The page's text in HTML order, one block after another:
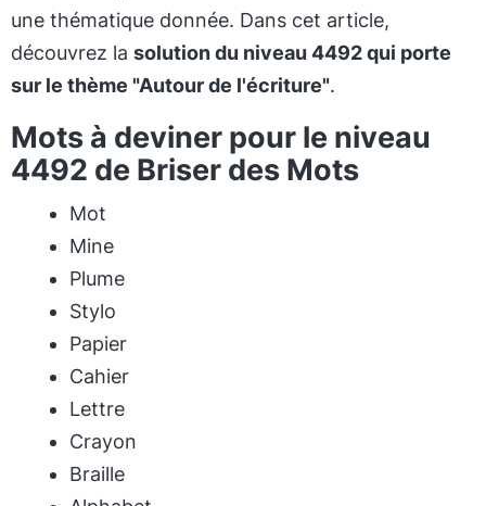
une thématique donnée. Dans cet article,
découvrez la solution du niveau 4492 qui porte
sur le thème "Autour de l'écriture".
Mots à deviner pour le niveau
4492 de Briser des Mots
Mot
Mine
Plume
Stylo
Papier
Cahier
Lettre
Crayon
Braille